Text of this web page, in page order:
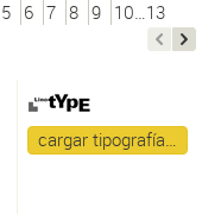
5 6 7 8 9 10…13
cargar tipografía…